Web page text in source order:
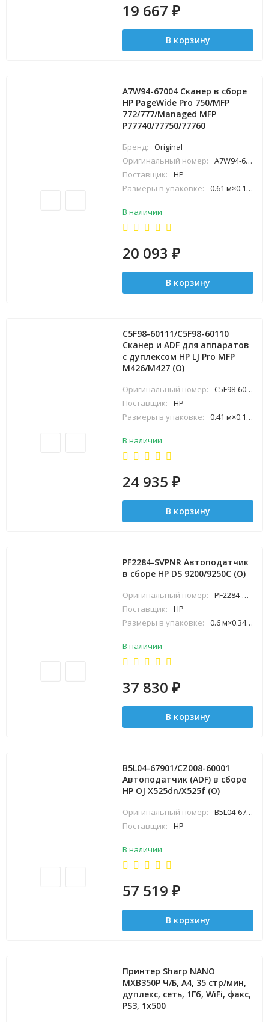
19 667₽
В корзину
A7W94-67004 Cканер в сборе
HP PageWide Pro 750/MFP
772/777/Managed MFP
P77740/77750/77760
Бренд:
Original
Оригинальный номер:
A7W94-67004
Поставщик:
HP
Размеры в упаковке:
0.61 м×0.16 м×0.66 м
В наличии
20 093₽
В корзину
C5F98-60111/C5F98-60110
Сканер и ADF для аппаратов
с дуплексом HP LJ Pro MFP
M426/M427 (O)
Оригинальный номер:
C5F98-60111
Поставщик:
HP
Размеры в упаковке:
0.41 м×0.19 м×0.5 м
В наличии
24 935₽
В корзину
PF2284-SVPNR Автоподатчик
в сборе HP DS 9200/9250C (O)
Оригинальный номер:
PF2284-SVPNR
Поставщик:
HP
Размеры в упаковке:
0.6 м×0.34 м×0.8 м
В наличии
37 830₽
В корзину
B5L04-67901/CZ008-60001
Автоподатчик (ADF) в сборе
HP OJ X525dn/X525f (O)
Оригинальный номер:
B5L04-67901
Поставщик:
HP
В наличии
57 519₽
В корзину
Принтер Sharp NANO
MXB350P Ч/Б, A4, 35 стр/мин,
дуплекс, сеть, 1Гб, WiFi, факс,
PS3, 1x500